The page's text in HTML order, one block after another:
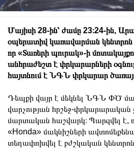
Մայիսի 28-ին՝ ժամը 23։24-ին,
օպերատիվ կառավարման
որ «Տառերի պուրակ»-ի
անհրաժեշտ է փրկարարների
հայտնում է ՆԳՆ փրկարար
Դեպքի վայր է մեկնել ՆԳՆ ՓԾ
վարչության հրշեջ-փրկարարական
մարտական հաշվարկ։ Պարզվել է,
«Honda» մակնիշների
տեղափոխվել է բժշկական